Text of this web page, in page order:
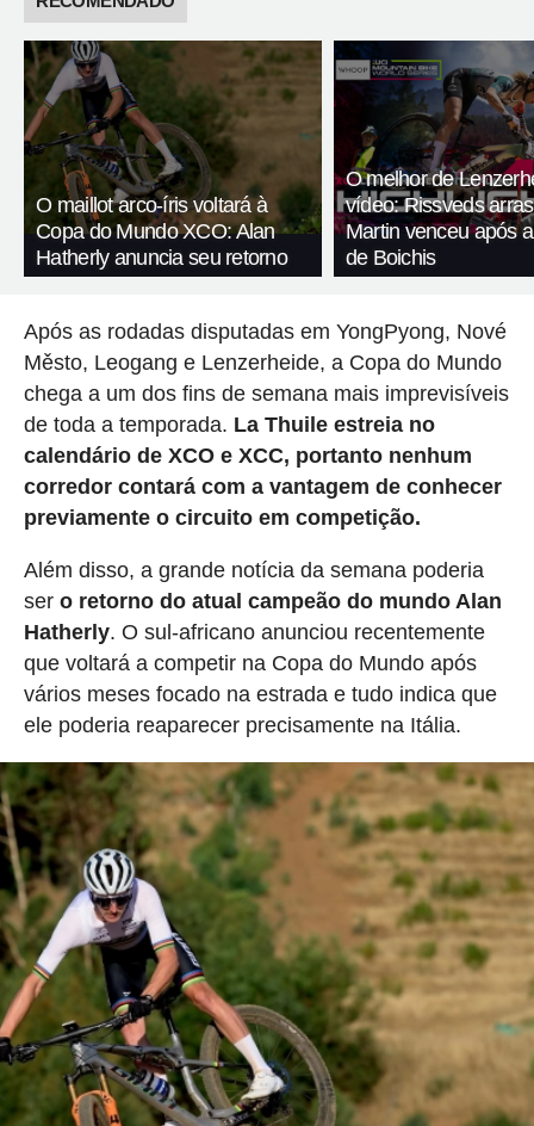
O maillot arco-íris voltará à
Copa do Mundo XCO: Alan
Hatherly anuncia seu retorno
O melhor de
vídeo: Rissveds
Martin venceu após
de Boichis
Após as rodadas disputadas em YongPyong, Nové
Město, Leogang e Lenzerheide, a Copa do Mundo
chega a um dos fins de semana mais imprevisíveis
de toda a temporada. La Thuile estreia no
calendário de XCO e XCC, portanto nenhum
corredor contará com a vantagem de conhecer
previamente o circuito em competição.
Além disso, a grande notícia da semana poderia
sero retorno do atual campeão do mundo Alan
Hatherly. O sul-africano anunciou recentemente
que voltará a competir na Copa do Mundo após
vários meses focado na estrada e tudo indica que
ele poderia reaparecer precisamente na Itália.